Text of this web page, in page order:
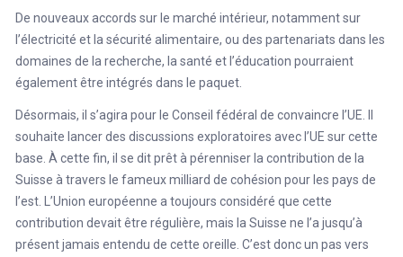
De nouveaux accords sur le marché intérieur, notamment sur
l’électricité et la sécurité alimentaire, ou des partenariats dans les
domaines de la recherche, la santé et l’éducation pourraient
également être intégrés dans le paquet.
Désormais, il s’agira pour le Conseil fédéral de convaincre l’UE. Il
souhaite lancer des discussions exploratoires avec l’UE sur cette
base. À cette fin, il se dit prêt à pérenniser la contribution de la
Suisse à travers le fameux milliard de cohésion pour les pays de
l’est. L’Union européenne a toujours considéré que cette
contribution devait être régulière, mais la Suisse ne l’a jusqu’à
présent jamais entendu de cette oreille. C’est donc un pas vers